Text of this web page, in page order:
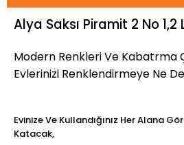
Alya Saksı Piramit 2 No 1,2
Modern Renkleri Ve Kabatrma
Evlerinizi Renklendirmeye Ne
Evinize Ve Kullandığınız Her Alana
Katacak,